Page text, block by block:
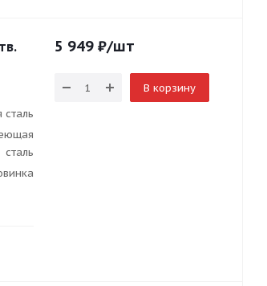
сталь
5 949 ₽/шт
В корзину